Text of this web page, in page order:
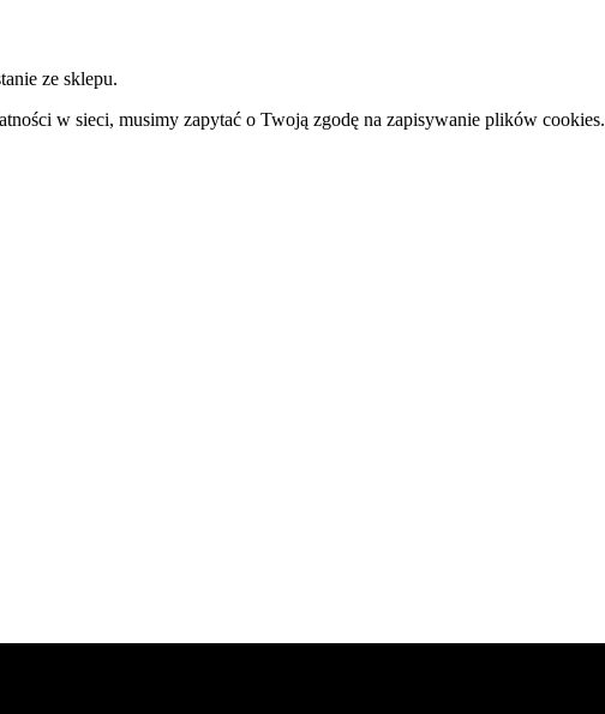
ze sklepu.
w sieci, musimy zapytać o Twoją zgodę na zapisywanie plików cookies.